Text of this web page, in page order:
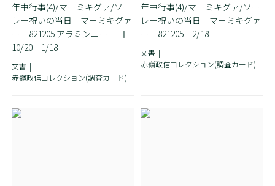
年中行事(4)/マーミキグァ/ソー
レー祝いの当日 マーミキグァ
ー 821205 アラミンニー 旧
10/20 1/18
文書
赤嶺政信コレクション(調査カード)
年中行事(4)/マーミキグァ/ソー
レー祝いの当日 マーミキグァ
ー 821205 2/18
文書
赤嶺政信コレクション(調査カード)